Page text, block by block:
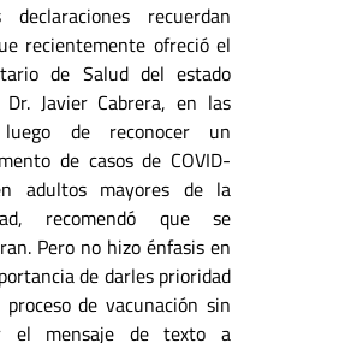
declaraciones recuerdan
recientemente ofreció el
de Salud del estado
Dr. Javier Cabrera, en las
de reconocer un
de casos de COVID-
adultos mayores de la
recomendó que se
Pero no hizo énfasis en
de darles prioridad
de vacunación sin
el mensaje de texto a